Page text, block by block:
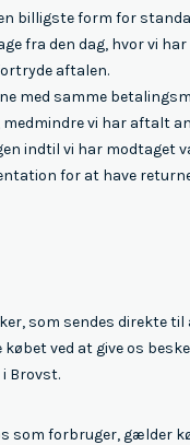
billigste form for
fra den dag, hvor vi
aftalen.
med samme
vi har aftalt
indtil vi har modtaget
for at have
som sendes direkte til
ved at give os
Brovst.
som forbruger, gælder